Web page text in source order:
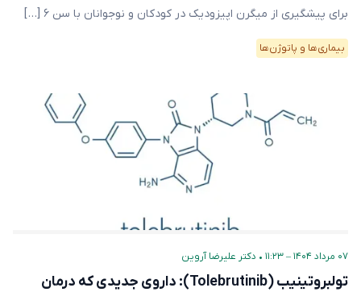
برای پیشگیری از میگرن اپیزودیک در کودکان و نوجوانان با سن ۶ […]
بیماری‌ها و پاتوژن‌ها
۰۷ مرداد ۱۴۰۴ – ۱۱:۲۳ • دکتر علیرضا آروین
تولبروتینیب (Tolebrutinib): داروی جدیدی که درمان